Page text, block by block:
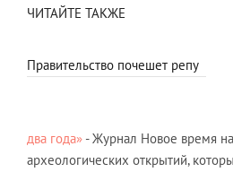
ЧИТАЙТЕ ТАКЖЕ
Правительство почешет репу
два года» - Журнал Новое время
археологических открытий,